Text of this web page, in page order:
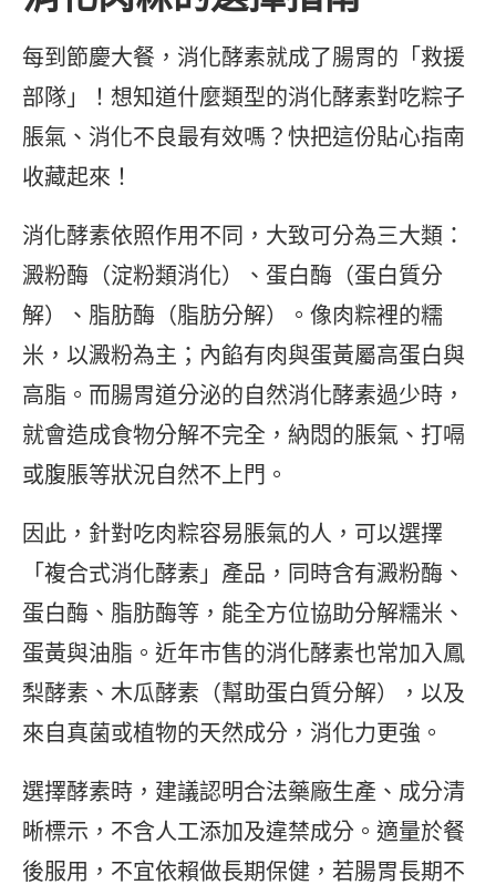
每到節慶大餐，消化酵素就成了腸胃的「救援
部隊」！想知道什麼類型的消化酵素對吃粽子
脹氣、消化不良最有效嗎？快把這份貼心指南
收藏起來！
消化酵素依照作用不同，大致可分為三大類：
澱粉酶（淀粉類消化）、蛋白酶（蛋白質分
解）、脂肪酶（脂肪分解）。像肉粽裡的糯
米，以澱粉為主；內餡有肉與蛋黃屬高蛋白與
高脂。而腸胃道分泌的自然消化酵素過少時，
就會造成食物分解不完全，納悶的脹氣、打嗝
或腹脹等狀況自然不上門。
因此，針對吃肉粽容易脹氣的人，可以選擇
「複合式消化酵素」產品，同時含有澱粉酶、
蛋白酶、脂肪酶等，能全方位協助分解糯米、
蛋黃與油脂。近年市售的消化酵素也常加入鳳
梨酵素、木瓜酵素（幫助蛋白質分解），以及
來自真菌或植物的天然成分，消化力更強。
選擇酵素時，建議認明合法藥廠生產、成分清
晰標示，不含人工添加及違禁成分。適量於餐
後服用，不宜依賴做長期保健，若腸胃長期不